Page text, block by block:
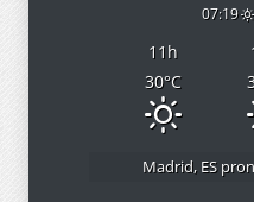
07:19
11h
30°C
Madrid, ES